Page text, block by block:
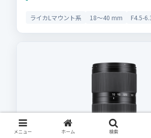
ライカLマウント系 18〜40 mm F4.5-
メニュー ホーム 検索